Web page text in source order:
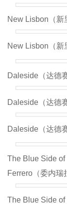
New Lisbon（新
New Lisbon（新
Daleside（达德
Daleside（达德
Daleside（达德
The Blue Side
Ferrero（委内瑞
The Blue Side